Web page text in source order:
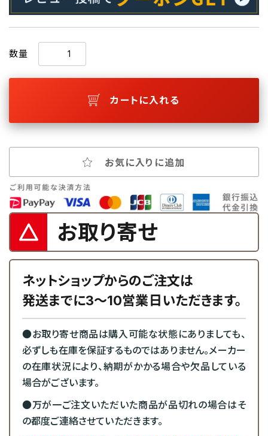
数量
カートに入れる
お気に入りに追加
お取り寄せ
ネットショップからのご注文は
発送までに3～10営業日いただきます。
●お取り寄せ商品は購入可能な状態にありましても、
必ずしも在庫を保証するものではありません。メーカー
の在庫状況により、納期がかかる場合や欠品している
場合がございます。
●万が一ご注文いただいた商品が品切れの場合はそ
の都度ご連絡させていただきます。